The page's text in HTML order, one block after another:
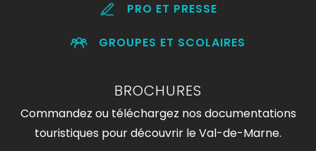
PRO ET PRESSE
GROUPES ET SCOLAIRES
BROCHURES
Commandez ou téléchargez nos documentations
touristiques pour découvrir le Val-de-Marne.